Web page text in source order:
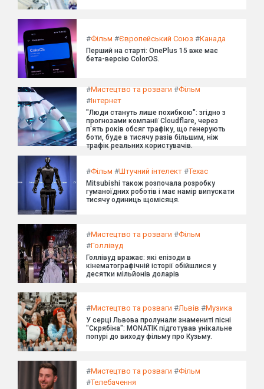
#Фільм #Європейський Союз #Канада
Перший на старті: OnePlus 15 вже має
бета-версію ColorOS.
#Мистецтво та розваги #Фільм
#Інтернет
"Люди стануть лише похибкою": згідно з
прогнозами компанії Cloudflare, через
п'ять років обсяг трафіку, що генерують
боти, буде в тисячу разів більшим, ніж
трафік реальних користувачів.
#Фільм #Штучний інтелект #Техас
Mitsubishi також розпочала розробку
гуманоїдних роботів і має намір випускати
тисячу одиниць щомісяця.
#Мистецтво та розваги #Фільм
#Голлівуд
Голлівуд вражає: які епізоди в
кінематографічній історії обійшлися у
десятки мільйонів доларів
#Мистецтво та розваги #Львів #Музика
У серці Львова пролунали знамениті пісні
"Скрябіна": MONATIK підготував унікальне
попурі до виходу фільму про Кузьму.
#Мистецтво та розваги #Фільм
#Телебачення